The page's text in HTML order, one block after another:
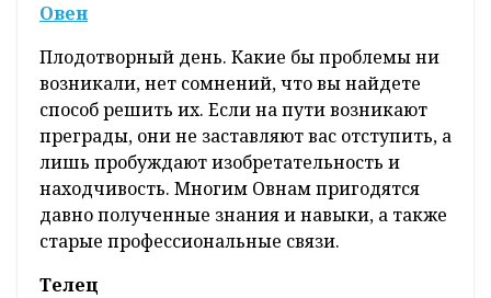
Овен
Плодотворный день. Какие бы проблемы ни
возникали, нет сомнений, что вы найдете
способ решить их. Если на пути возникают
преграды, они не заставляют вас отступить, а
лишь пробуждают изобретательность и
находчивость. Многим Овнам пригодятся
давно полученные знания и навыки, а также
старые профессиональные связи.
Телец